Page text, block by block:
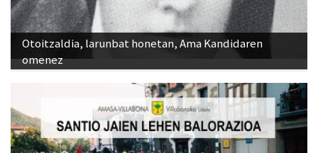
Otoitzaldia, larunbat honetan, Ama Kandidaren
omenez